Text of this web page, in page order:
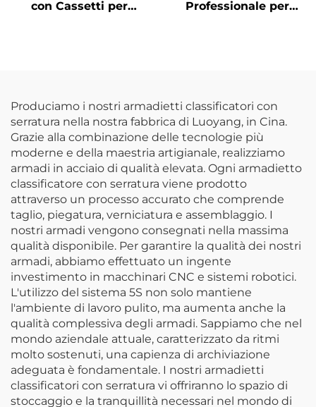
con Cassetti per
7 Cassetti
Professionale per
Scuole
Produciamo i nostri armadietti classificatori con
serratura nella nostra fabbrica di Luoyang, in Cina.
Grazie alla combinazione delle tecnologie più
moderne e della maestria artigianale, realizziamo
armadi in acciaio di qualità elevata. Ogni armadietto
classificatore con serratura viene prodotto
attraverso un processo accurato che comprende
taglio, piegatura, verniciatura e assemblaggio. I
nostri armadi vengono consegnati nella massima
qualità disponibile. Per garantire la qualità dei nostri
armadi, abbiamo effettuato un ingente
investimento in macchinari CNC e sistemi robotici.
L'utilizzo del sistema 5S non solo mantiene
l'ambiente di lavoro pulito, ma aumenta anche la
qualità complessiva degli armadi. Sappiamo che nel
mondo aziendale attuale, caratterizzato da ritmi
molto sostenuti, una capienza di archiviazione
adeguata è fondamentale. I nostri armadietti
classificatori con serratura vi offriranno lo spazio di
stoccaggio e la tranquillità necessari nel mondo di